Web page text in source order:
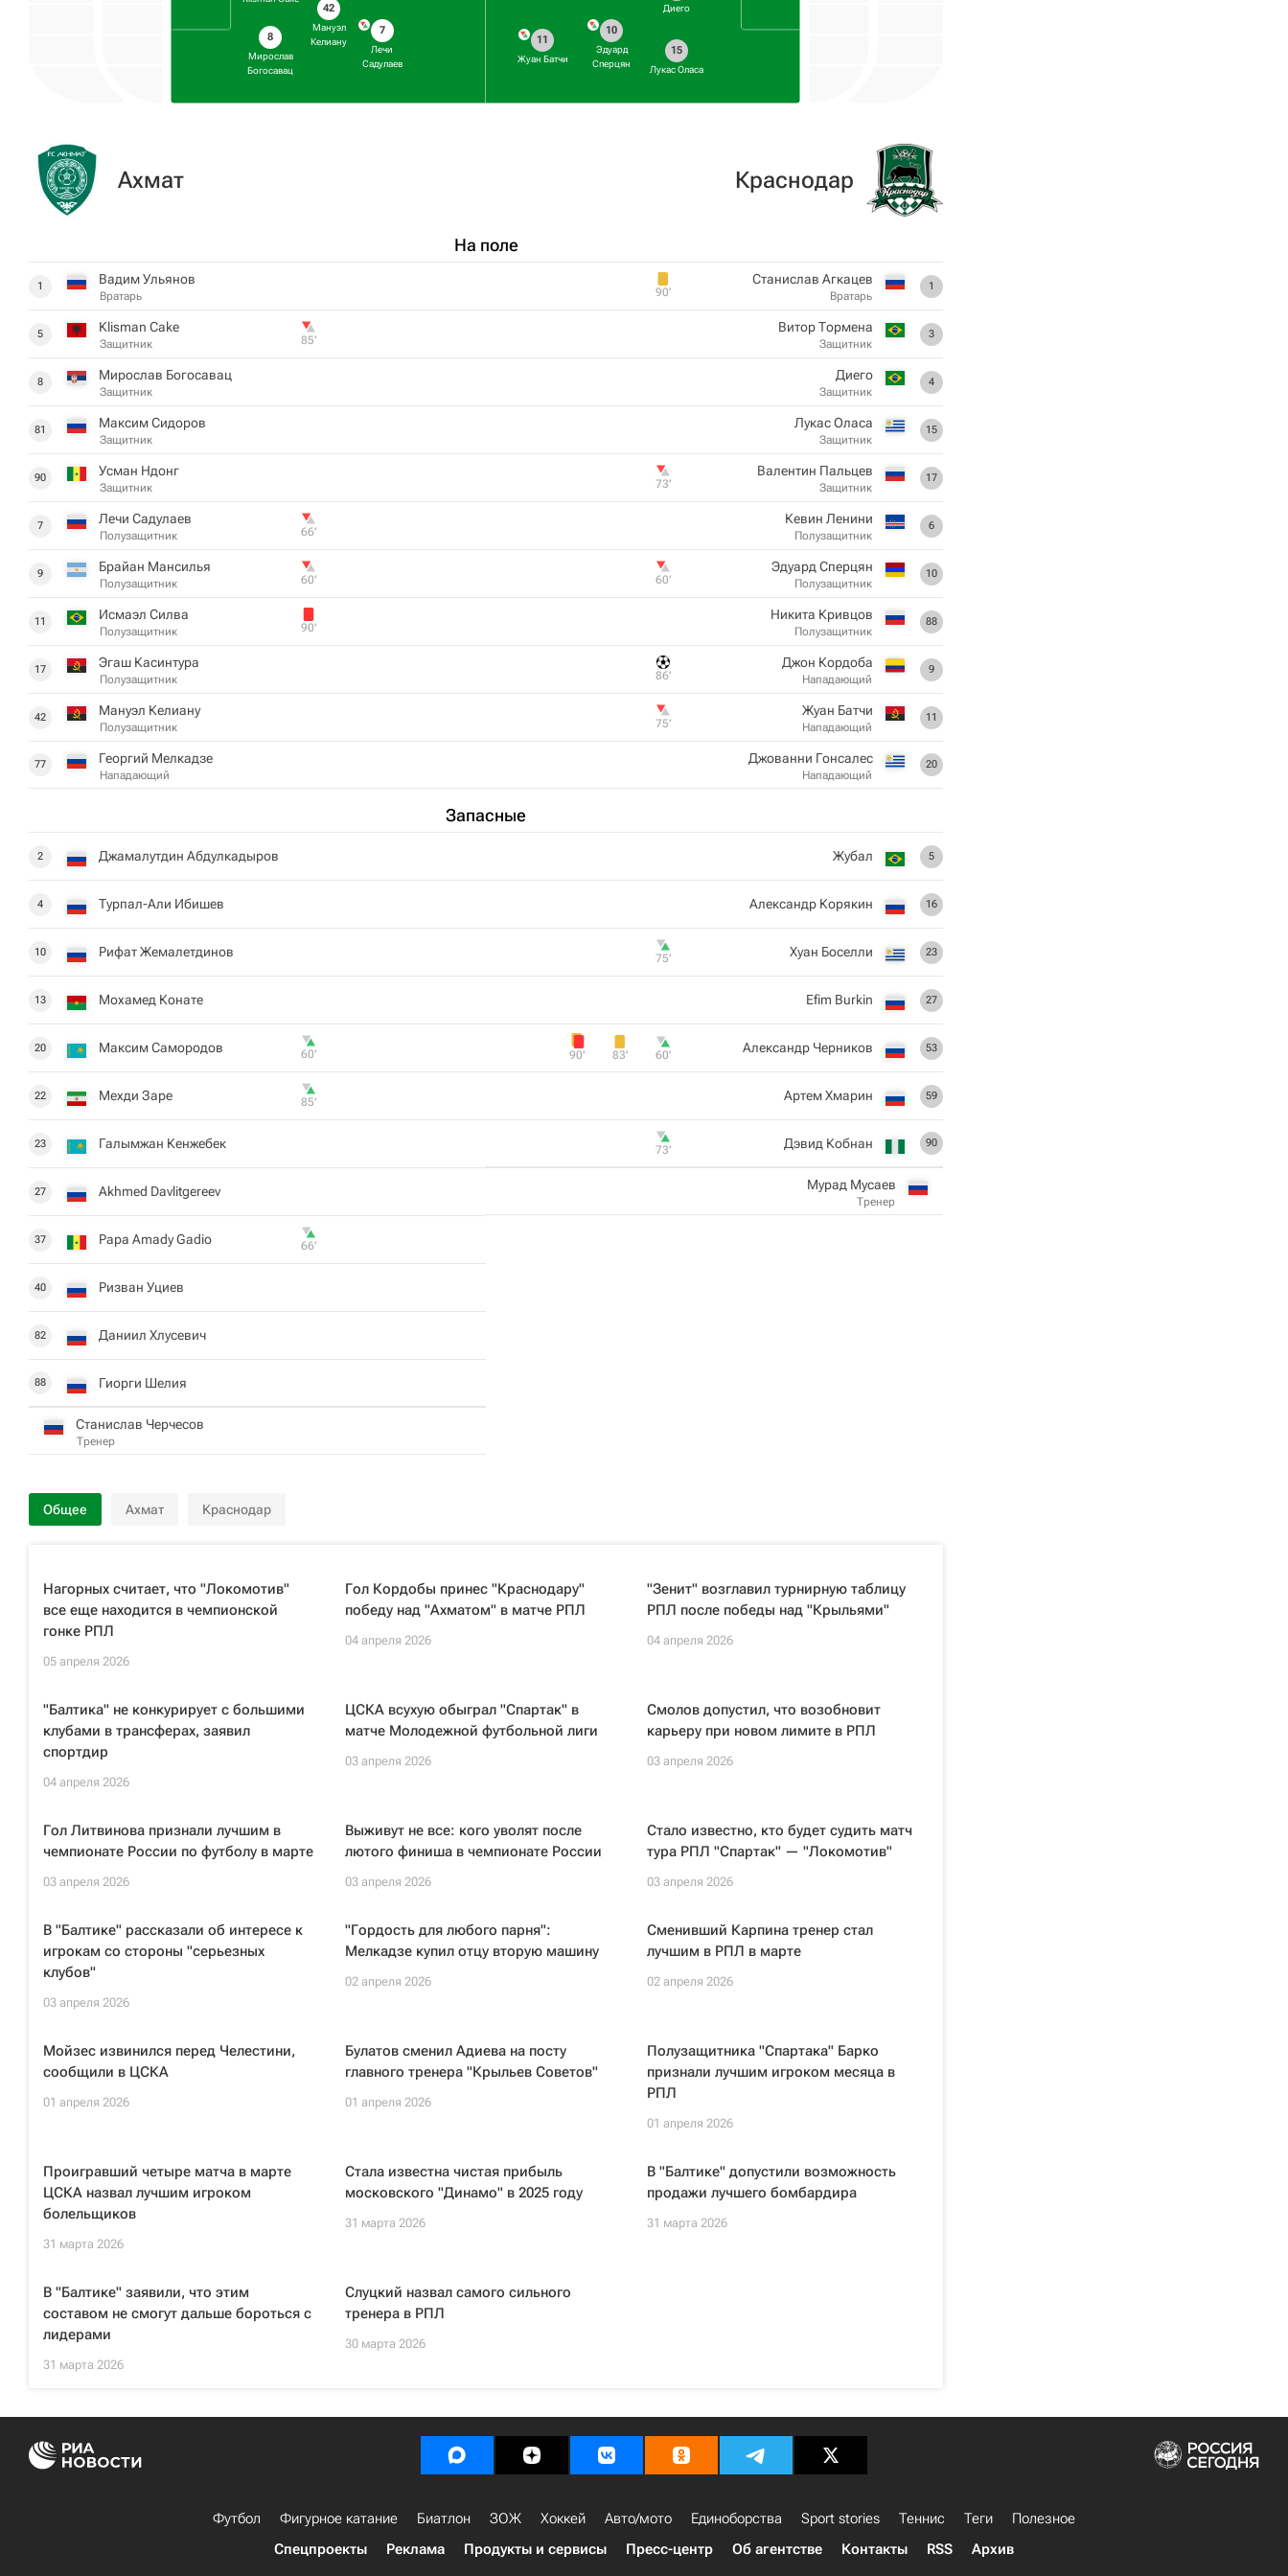
8
Мирослав
Богосавац
42
Мануэл
Келиану
7
Лечи
Садулаев
Диего
15
Лукас Оласа
10
Эдуард
Сперцян
11
Жуан Батчи
Ахмат
На поле
1 Вадим Ульянов
Вратарь
5 Klisman Cake
Защитник 85‎’‎
8 Мирослав Богосавац
Защитник
81 Максим Сидоров
Защитник
90 Усман Ндонг
Защитник
7 Лечи Садулаев
Полузащитник 66‎’‎
9 Брайан Мансилья
Полузащитник 60‎’‎
11 Исмаэл Силва
Полузащитник 90‎’‎
17 Эгаш Касинтура
Полузащитник
42 Мануэл Келиану
Полузащитник
77 Георгий Мелкадзе
Нападающий
Запасные
2 Джамалутдин Абдулкадыров
4 Турпал-Али Ибишев
10 Рифат Жемалетдинов
13 Мохамед Конате
20 Максим Самородов 60‎’‎
22 Мехди Заре 85‎’‎
23 Галымжан Кенжебек
27 Akhmed Davlitgereev
37 Papa Amady Gadio 66‎’‎
40 Ризван Уциев
82 Даниил Хлусевич
88 Гиорги Шелия
Станислав Черчесов
Тренер
Краснодар
1
Станислав Агкацев
Вратарь
90‎’‎
3
Витор Тормена
Защитник
4
Диего
Защитник
15
Лукас Оласа
Защитник
17
Валентин Пальцев
Защитник
73‎’‎
6
Кевин Ленини
Полузащитник
10
Эдуард Сперцян
Полузащитник
60‎’‎
88
Никита Кривцов
Полузащитник
9
Джон Кордоба
Нападающий
86‎’‎
11
Жуан Батчи
Нападающий
75‎’‎
20
Джованни Гонсалес
Нападающий
5
Жубал
16
Александр Корякин
23
Хуан Боселли
75‎’‎
27
Efim Burkin
53
Александр Черников
60‎’‎
83‎’‎
90‎’‎
59
Артем Хмарин
90
Дэвид Кобнан
73‎’‎
Мурад Мусаев
Тренер
Общее Ахмат Краснодар
Нагорных считает, что "Локомотив"
все еще находится в чемпионской
гонке РПЛ
05 апреля 2026
Гол Кордобы принес "Краснодару"
победу над "Ахматом" в матче РПЛ
04 апреля 2026
"Зенит" возглавил турнирную таблицу
РПЛ после победы над "Крыльями"
04 апреля 2026
"Балтика" не конкурирует с большими
клубами в трансферах, заявил
спортдир
04 апреля 2026
ЦСКА всухую обыграл "Спартак" в
матче Молодежной футбольной лиги
03 апреля 2026
Смолов допустил, что возобновит
карьеру при новом лимите в РПЛ
03 апреля 2026
Гол Литвинова признали лучшим в
чемпионате России по футболу в марте
03 апреля 2026
Выживут не все: кого уволят после
лютого финиша в чемпионате России
03 апреля 2026
Стало известно, кто будет судить матч
тура РПЛ "Спартак" — "Локомотив"
03 апреля 2026
В "Балтике" рассказали об интересе к
игрокам со стороны "серьезных
клубов"
03 апреля 2026
"Гордость для любого парня":
Мелкадзе купил отцу вторую машину
02 апреля 2026
Сменивший Карпина тренер стал
лучшим в РПЛ в марте
02 апреля 2026
Мойзес извинился перед Челестини,
сообщили в ЦСКА
01 апреля 2026
Булатов сменил Адиева на посту
главного тренера "Крыльев Советов"
01 апреля 2026
Полузащитника "Спартака" Барко
признали лучшим игроком месяца в
РПЛ
01 апреля 2026
Проигравший четыре матча в марте
ЦСКА назвал лучшим игроком
болельщиков
31 марта 2026
Стала известна чистая прибыль
московского "Динамо" в 2025 году
31 марта 2026
В "Балтике" допустили возможность
продажи лучшего бомбардира
31 марта 2026
В "Балтике" заявили, что этим
составом не смогут дальше бороться с
лидерами
31 марта 2026
Слуцкий назвал самого сильного
тренера в РПЛ
30 марта 2026
Футбол Фигурное катание Биатлон ЗОЖ Хоккей Авто/мото Единоборства Sport stories Теннис Теги
Полезное
Спецпроекты
Реклама Продукты и сервисы Пресс-центр Об агентстве Контакты RSS Архив